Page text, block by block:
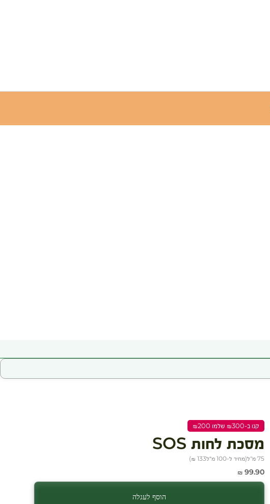
קנו ב-₪300 שלמו ₪200
מסכת לחות SOS
75 מ"ל (מחיר ל-100 מ״ל 133 ₪
)
מחיר מבצע
99.90 ₪
הוסף לעגלה